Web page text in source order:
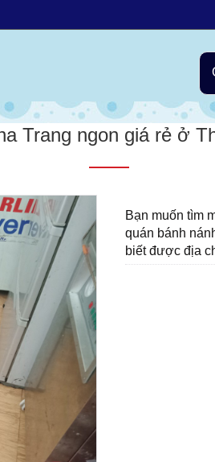
Chả cá
Trang ngon giá rẻ ở
Bạn muốn tìm
quán bánh
biết được địa